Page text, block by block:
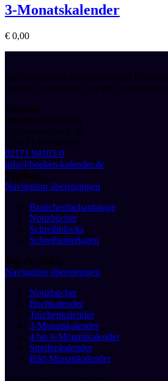
3-Monatskalender
€ 0,00
Ihr individueller Kalenderverlag!
perfekte Werbemittel für Ihr Unternehmen.
Kontakt
druckhaus boeken
Bürgerbuschweg 48
51381 Leverkusen
02171 94103-0
info@boeken-kalender.de
Toplinks
Navigation überspringen
Branchenfachanhänge
Notizbücher
Schreibblocks
Schreibunterlagen
Top Produkte
Navigation überspringen
Notizbücher
Buchkalender
Taschenkalender
3-Monatskalender
4 bis 6-Monatskalender
Streifenkalender
Bild-Monatskalender